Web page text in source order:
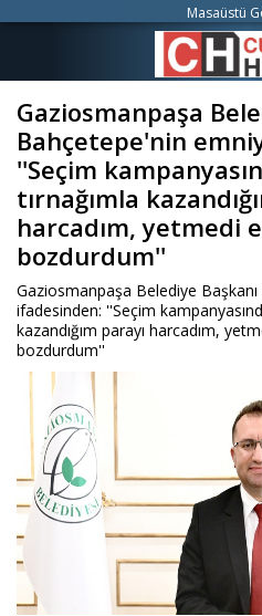
Gaziosmanpaşa
Bahçetepe'nin
''Seçim
tırnağımla
harcadım, yetmedi
bozdurdum''
Gaziosmanpaşa Belediye
ifadesinden: ''Seçim
kazandığım parayı harcadım,
bozdurdum''
Masaüstü